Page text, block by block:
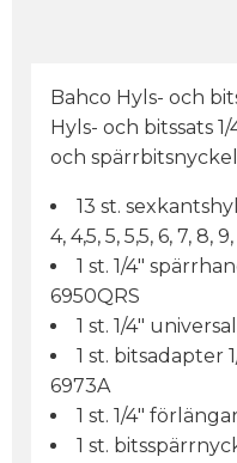
Bahco Hyls- och
Hyls- och bitssats
och spärrbitsnyckel
13 st.
4, 4,5, 5, 5,5, 6, 7, 8,
1 st. 1/4"
6950QRS
1 st. 1/4"
1 st. bitsadapter
6973A
1 st. 1/4"
1 st.